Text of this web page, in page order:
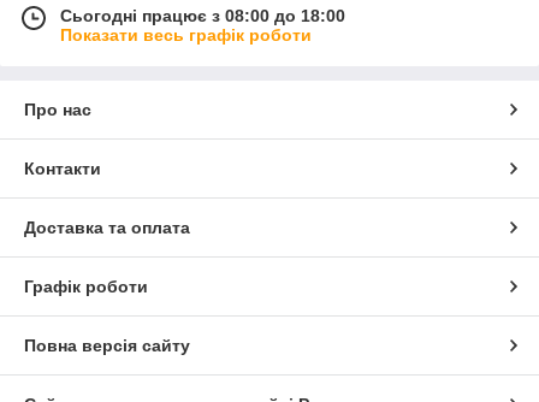
Сьогодні працює з 08:00 до 18:00
Показати весь графік роботи
Про нас
Контакти
Доставка та оплата
Графік роботи
Повна версія сайту